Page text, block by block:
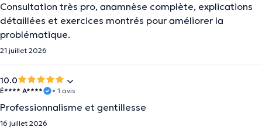
Consultation très pro, anamnèse complète, explications
détaillées et exercices montrés pour améliorer la
problématique.
21 juillet 2026
10.0
É**** A**** • 1 avis
Professionnalisme et gentillesse
16 juillet 2026